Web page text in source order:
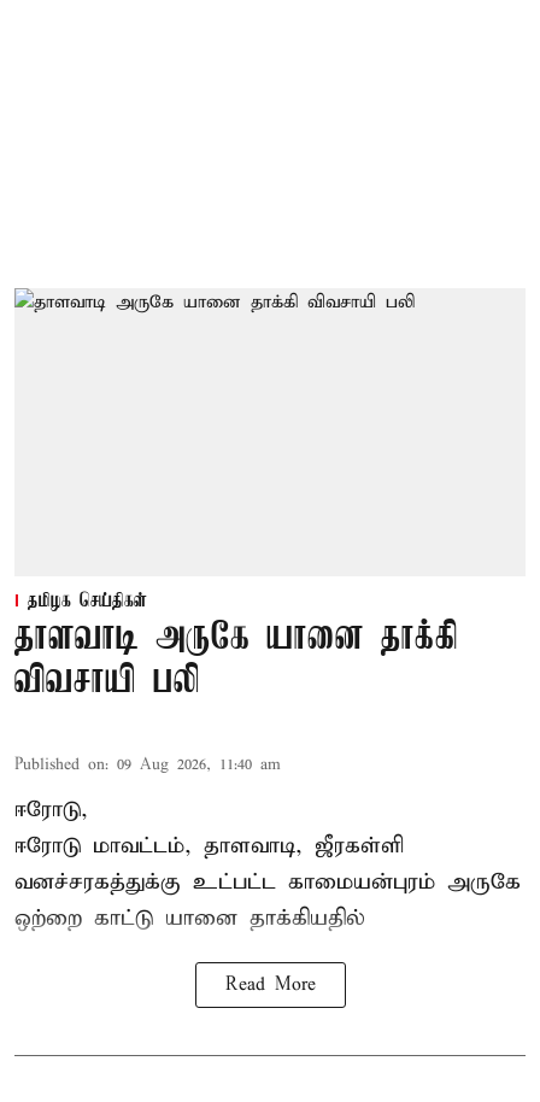
தமிழக செய்திகள்
தாளவாடி அருகே யானை தாக்கி
விவசாயி பலி
Published on: 09 Aug 2026, 11:40 am
ஈரோடு,
ஈரோடு மாவட்டம், தாளவாடி, ஜீரகள்ளி
வனச்சரகத்துக்கு உட்பட்ட காமையன்புரம் அருகே
ஒற்றை காட்டு யானை தாக்கியதில்
Read More